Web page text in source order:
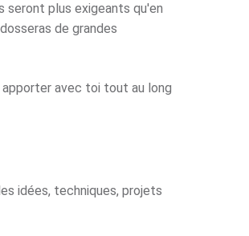
plus exigeants qu'en
de grandes
apporter avec toi tout au long
idées, techniques, projets